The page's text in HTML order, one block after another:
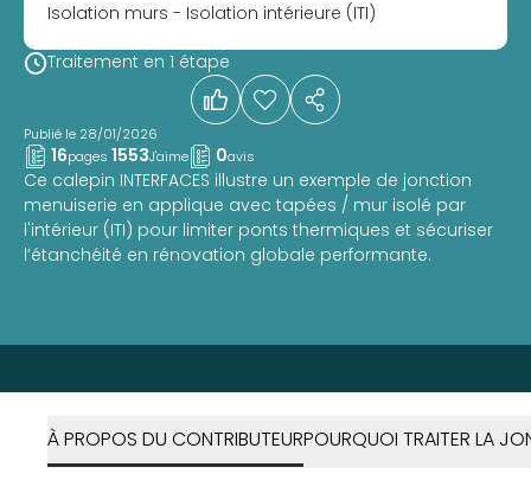
Isolation murs - Isolation intérieure (ITI)
Traitement en 1 étape
Publié le 28/01/2026
16pages 1553J'aime 0avis
Ce calepin INTERFACES illustre un exemple de jonction
menuiserie en applique avec tapées / mur isolé par
l'intérieur (ITI) pour limiter ponts thermiques et sécuriser
l’étanchéité en rénovation globale performante.
À PROPOS DU CONTRIBUTEURPOURQUOI TRAITER LA